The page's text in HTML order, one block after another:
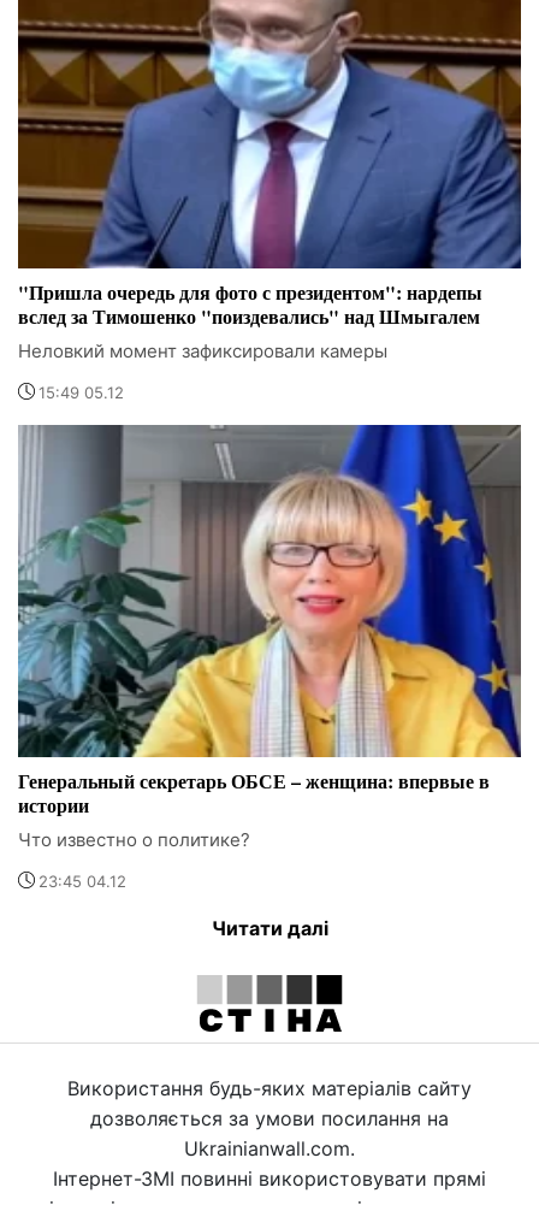
"Пришла очередь для фото с президентом": нардепы
вслед за Тимошенко "поиздевались" над Шмыгалем
Неловкий момент зафиксировали камеры
15:49 05.12
Генеральный секретарь ОБСЕ – женщина: впервые в
истории
Что известно о политике?
23:45 04.12
Читати далі
Використання будь-яких матеріалів сайту
дозволяється за умови посилання на
Ukrainianwall.com.
Інтернет-ЗМІ повинні використовувати прямі